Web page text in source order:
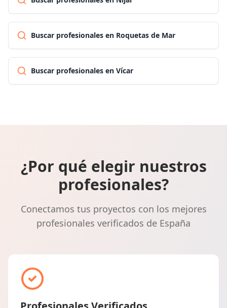
Buscar profesionales en Roquetas de Mar
Buscar profesionales en Vícar
¿Por qué elegir nuestros
profesionales?
Conectamos tus proyectos con los mejores
profesionales verificados de España